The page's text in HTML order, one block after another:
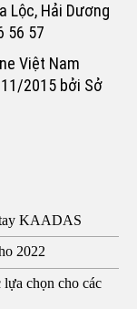
Lộc, Hải Dương
56 57
Việt Nam
2015 bởi Sở
tay KAADAS
2022
chọn cho các